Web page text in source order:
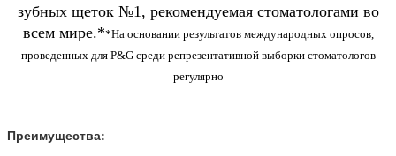
зубных щеток №1, рекомендуемая стоматологами во
всем мире.**На основании результатов международных опросов,
проведенных для P&G среди репрезентативной выборки стоматологов
регулярно
Преимущества: